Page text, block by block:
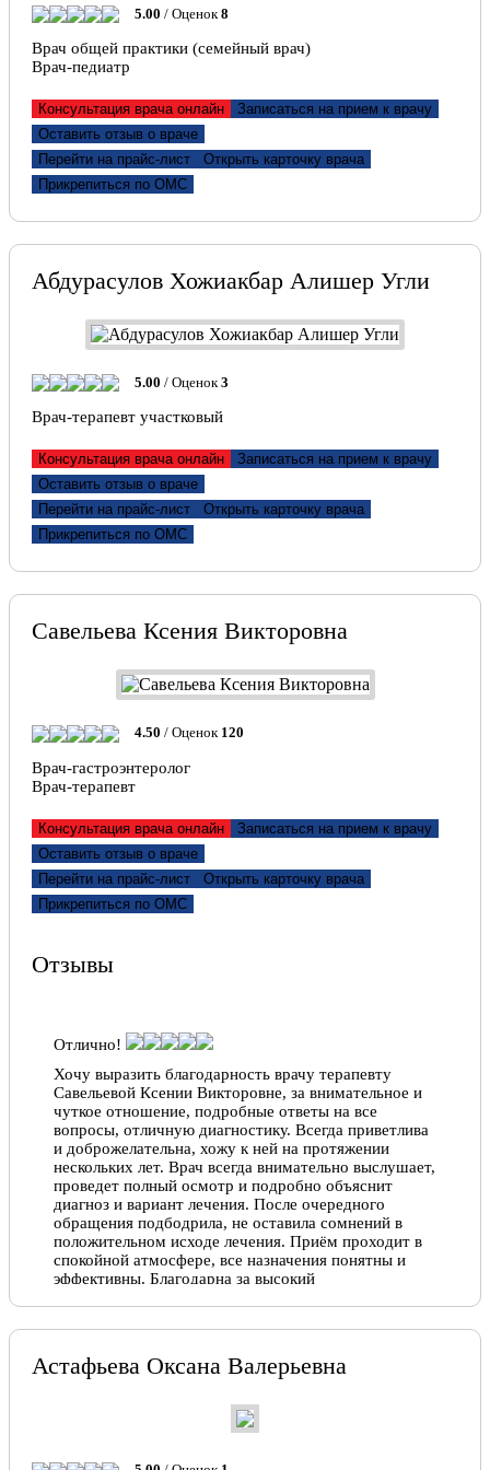
5.00 / Оценок 8
Врач общей практики (семейный врач)
Врач-педиатр
Консультация врача онлайн
Записаться на прием к врачу
Оставить отзыв о враче
Перейти на прайс-лист
Открыть карточку врача
Прикрепиться по ОМС
Абдурасулов Хожиакбар Алишер Угли
5.00 / Оценок3
Врач-терапевт участковый
Консультация врача онлайн
Записаться на прием к врачу
Оставить отзыв о враче
Перейти на прайс-лист
Открыть карточку врача
Прикрепиться по ОМС
Савельева Ксения Викторовна
4.50 / Оценок 120
Врач-гастроэнтеролог
Врач-терапевт
Консультация врача онлайн
Записаться на прием к врачу
Оставить отзыв о враче
Перейти на прайс-лист
Открыть карточку врача
Прикрепиться по ОМС
Отзывы
Отлично!
Хочу выразить благодарность врачу терапевту
Савельевой Ксении Викторовне, за внимательное и
чуткое отношение, подробные ответы на все
вопросы, отличную диагностику. Всегда приветлива
и доброжелательна, хожу к ней на протяжении
нескольких лет. Врач всегда внимательно выслушает,
проведет полный осмотр и подробно объяснит
диагноз и вариант лечения. После очередного
обращения подбодрила, не оставила сомнений в
положительном исходе лечения. Приём проходит в
спокойной атмосфере, все назначения понятны и
эффективны. Благодарна за высокий
Юлия, 14.04.2026
Отлично!
Очень внимательная, ответственно подходит к своей
Наталья , 03.11.2025
Астафьева Оксана Валерьевна